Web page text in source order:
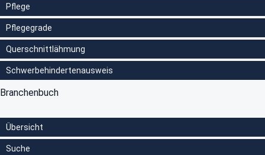
Pflege
Pflegegrade
Querschnittlähmung
Schwerbehindertenausweis
Branchenbuch
Übersicht
Suche